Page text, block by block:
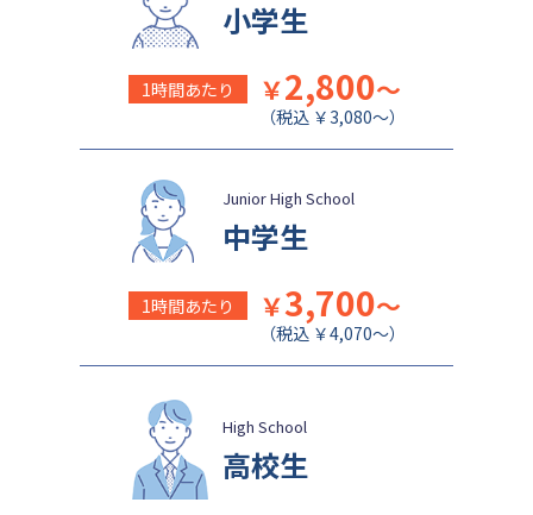
小学生
1時間あたり ￥2,800～
（税込 ￥3,080～）
Junior High School
中学生
1時間あたり ￥3,700～
（税込 ￥4,070～）
High School
高校生